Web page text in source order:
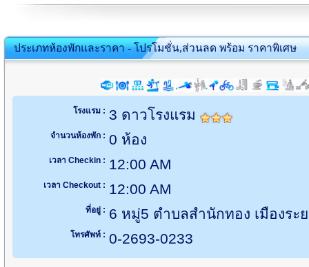
ประเภทห้องพักและราคา - โปรโมชั่น,ส่วนลด พร้อม ราคาพิเศษ
โรงแรม : 3 ดาวโรงแรม
จำนวนห้องพัก : 0 ห้อง
เวลา Checkin : 12:00 AM
เวลา Checkout : 12:00 AM
ที่อยู่ : 6 หมู่5 ตำบลสำนักทอง เมืองระ
โทรศัพท์ : 0-2693-0233